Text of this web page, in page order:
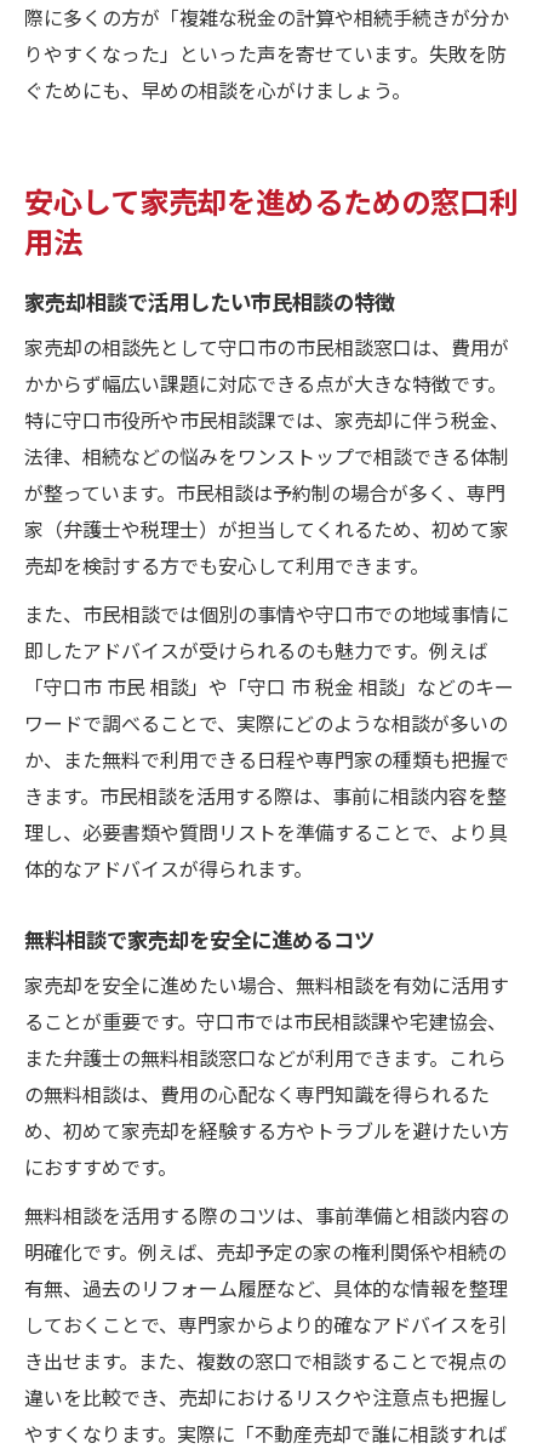
際に多くの方が「複雑な税金の計算や相続手続きが分か
りやすくなった」といった声を寄せています。失敗を防
ぐためにも、早めの相談を心がけましょう。
安心して家売却を進めるための窓口利
用法
家売却相談で活用したい市民相談の特徴
家売却の相談先として守口市の市民相談窓口は、費用が
かからず幅広い課題に対応できる点が大きな特徴です。
特に守口市役所や市民相談課では、家売却に伴う税金、
法律、相続などの悩みをワンストップで相談できる体制
が整っています。市民相談は予約制の場合が多く、専門
家（弁護士や税理士）が担当してくれるため、初めて家
売却を検討する方でも安心して利用できます。
また、市民相談では個別の事情や守口市での地域事情に
即したアドバイスが受けられるのも魅力です。例えば
「守口市 市民 相談」や「守口 市 税金 相談」などのキー
ワードで調べることで、実際にどのような相談が多いの
か、また無料で利用できる日程や専門家の種類も把握で
きます。市民相談を活用する際は、事前に相談内容を整
理し、必要書類や質問リストを準備することで、より具
体的なアドバイスが得られます。
無料相談で家売却を安全に進めるコツ
家売却を安全に進めたい場合、無料相談を有効に活用す
ることが重要です。守口市では市民相談課や宅建協会、
また弁護士の無料相談窓口などが利用できます。これら
の無料相談は、費用の心配なく専門知識を得られるた
め、初めて家売却を経験する方やトラブルを避けたい方
におすすめです。
無料相談を活用する際のコツは、事前準備と相談内容の
明確化です。例えば、売却予定の家の権利関係や相続の
有無、過去のリフォーム履歴など、具体的な情報を整理
しておくことで、専門家からより的確なアドバイスを引
き出せます。また、複数の窓口で相談することで視点の
違いを比較でき、売却におけるリスクや注意点も把握し
やすくなります。実際に「不動産売却で誰に相談すれば